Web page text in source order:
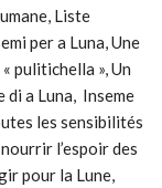
Liste
per a Luna, Une
pulitichella », Un
di a Luna, Inseme
les sensibilités
l’espoir des
pour la Lune,